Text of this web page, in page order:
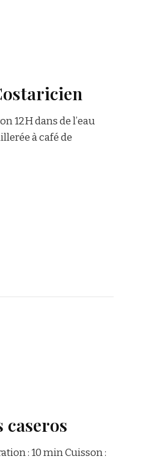
12H dans de l’eau
à café de
: 10 min Cuisson :